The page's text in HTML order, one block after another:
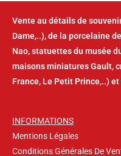
Vente au détails de
Dame,..), de la porcelaine
Nao, statuettes du musée
maisons miniatures Gault,
France, Le Petit Prince,..)
INFORMATIONS
Mentions Légales
Conditions Générales De